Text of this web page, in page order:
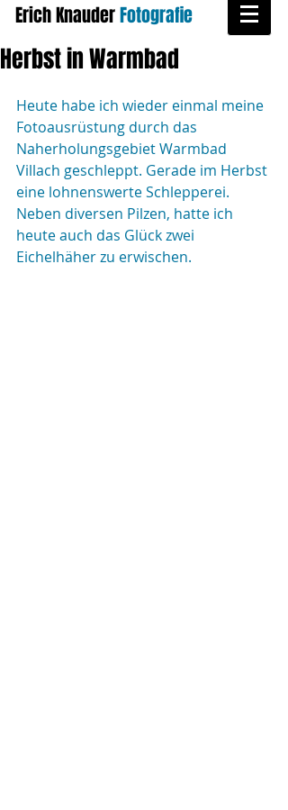
Erich KnauderFotografie
Herbst in Warmbad
Heute habe ich wieder einmal meine
Fotoausrüstung durch das
Naherholungsgebiet Warmbad
Villach geschleppt. Gerade im Herbst
eine lohnenswerte Schlepperei.
Neben diversen Pilzen, hatte ich
heute auch das Glück zwei
Eichelhäher zu erwischen.